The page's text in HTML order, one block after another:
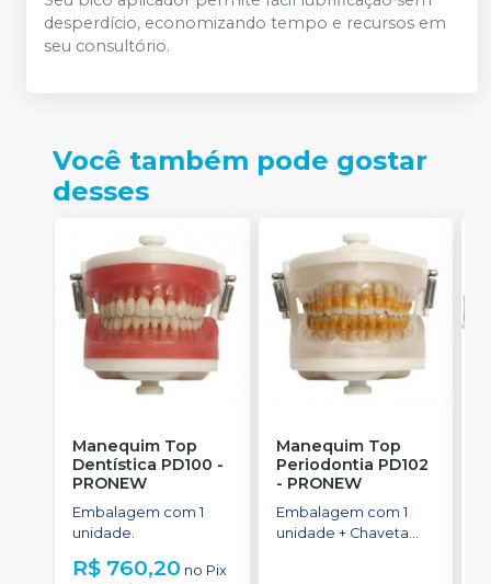
desperdício, economizando tempo e recursos em
seu consultório.
Você também pode gostar
desses
Manequim Top
Dentística PD100 -
PRONEW
Embalagem com 1
unidade.
R$ 760,20 no Pix
Manequim Top
Periodontia PD102
- PRONEW
Embalagem com 1
unidade + Chaveta